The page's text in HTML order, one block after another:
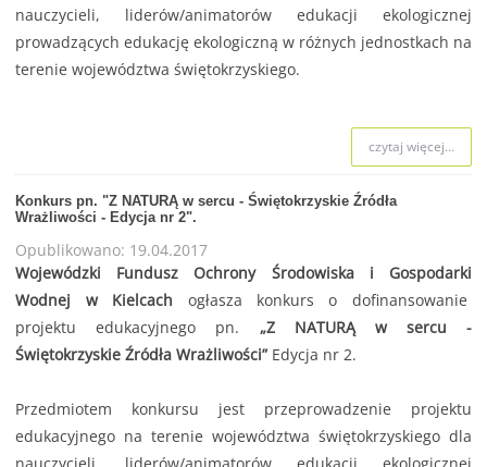
nauczycieli, liderów/animatorów edukacji ekologicznej
prowadzących edukację ekologiczną w różnych jednostkach na
terenie województwa świętokrzyskiego.
czytaj więcej...
Konkurs pn. "Z NATURĄ w sercu - Świętokrzyskie Źródła
Wrażliwości - Edycja nr 2".
Opublikowano: 19.04.2017
Wojewódzki Fundusz Ochrony Środowiska i Gospodarki
Wodnej w Kielcach ogłasza konkurs o dofinansowanie
projektu edukacyjnego pn. „Z NATURĄ w sercu -
Świętokrzyskie Źródła Wrażliwości” Edycja nr 2.
Przedmiotem konkursu jest przeprowadzenie projektu
edukacyjnego na terenie województwa świętokrzyskiego dla